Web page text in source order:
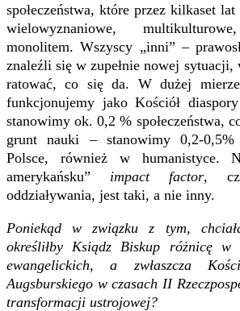
społeczeństwa, które przez kilkaset
wielowyznaniowe,
monolitem. Wszyscy „inni” –
znaleźli się w zupełnie nowej sytuacji,
ratować, co się da. W dużej
funkcjonujemy jako Kościół
stanowimy ok. 0,2 % społeczeństwa,
grunt nauki – stanowimy 0,2-
Polsce, również w humanistyce.
amerykańsku” impact factor,
oddziaływania, jest taki, a nie inny.
Poniekąd w związku z tym,
określiłby Ksiądz Biskup różnicę w
ewangelickich, a zwłaszcza
Augsburskiego w czasach II
transformacji ustrojowej?